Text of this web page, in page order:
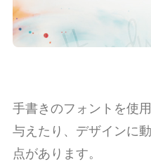
手書きのフォントを使
与えたり、デザインに
点があります。